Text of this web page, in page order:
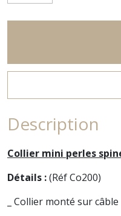
Description
Collier mini perles
Détails :(Réf Co200)
_ Collier monté